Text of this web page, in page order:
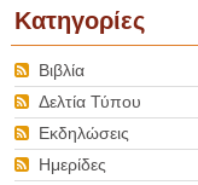
Κατηγορίες
Βιβλία
Δελτία Τύπου
Εκδηλώσεις
Ημερίδες